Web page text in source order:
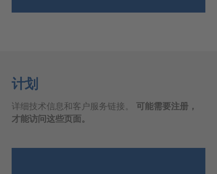
计划
详细技术信息和客户服务链接。 可能需要注册，
才能访问这些页面。